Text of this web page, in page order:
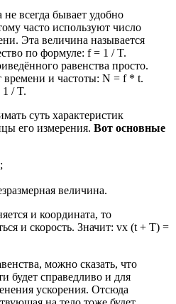
всегда бывает удобно
часто используют число
Эта величина называется
по формуле: f = 1 / T.
равенства просто.
времени и частоты: N = f * t.
/ T.
суть характеристик
его измерения. Вот основные
величина.
и координата, то
и скорость. Значит: vx (t + T) =
можно сказать, что
будет справедливо и для
ускорения. Отсюда